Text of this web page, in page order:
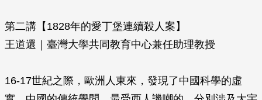
第二講【1828年的愛丁堡連續殺人案】
王道還｜臺灣大學共同教育中心兼任助理教授
16-17世紀之際，歐洲人東來，發現了中國科學的虛